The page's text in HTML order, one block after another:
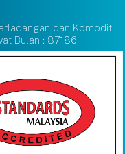
dan Komoditi
Bulan : 87186